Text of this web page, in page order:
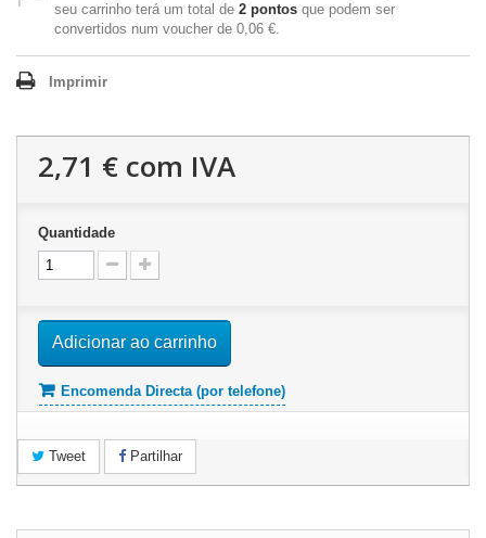
seu carrinho terá um total de 2 pontos que podem ser
convertidos num voucher de 0,06 €.
Imprimir
2,71 € com IVA
Quantidade
Adicionar ao carrinho
Encomenda Directa (por telefone)
Tweet Partilhar